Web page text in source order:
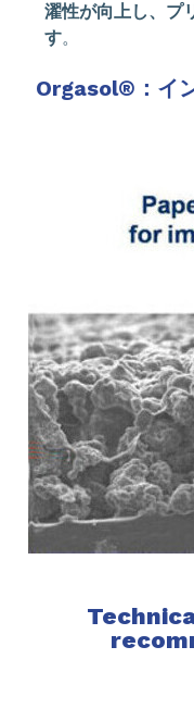
濯性が向上し、プ
す。
Orgasol® ：イ